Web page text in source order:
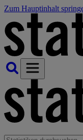
Zum Hauptinhalt